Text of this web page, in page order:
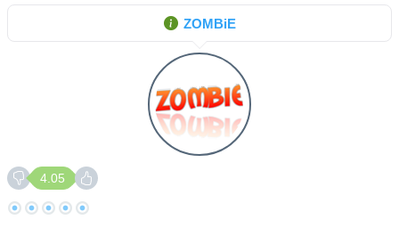
ZOMBiE
4.05